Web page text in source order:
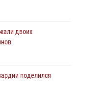
двоих
поделился